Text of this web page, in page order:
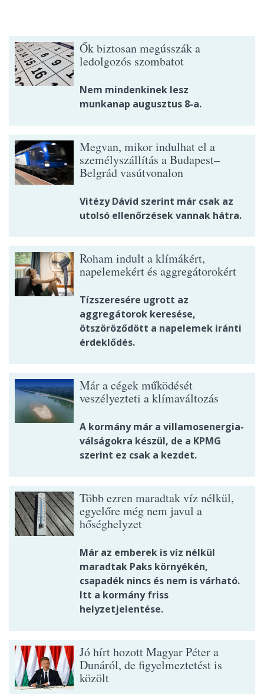
Ők biztosan megússzák a
ledolgozós szombatot
Nem mindenkinek lesz
munkanap augusztus 8-a.
Megvan, mikor indulhat el a
személyszállítás a Budapest–
Belgrád vasútvonalon
Vitézy Dávid szerint már csak az
utolsó ellenőrzések vannak hátra.
Roham indult a klímákért,
napelemekért és aggregátorokért
Tízszeresére ugrott az
aggregátorok keresése,
ötszöröződött a napelemek iránti
érdeklődés.
Már a cégek működését
veszélyezteti a klímaváltozás
A kormány már a villamosenergia-
válságokra készül, de a KPMG
szerint ez csak a kezdet.
Több ezren maradtak víz nélkül,
egyelőre még nem javul a
hőséghelyzet
Már az emberek is víz nélkül
maradtak Paks környékén,
csapadék nincs és nem is várható.
Itt a kormány friss
helyzetjelentése.
Jó hírt hozott Magyar Péter a
Dunáról, de figyelmeztetést is
közölt